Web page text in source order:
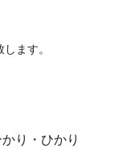
ます。
り・ひかり